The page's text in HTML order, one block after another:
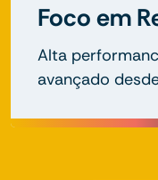
Foco em
Alta
avançado